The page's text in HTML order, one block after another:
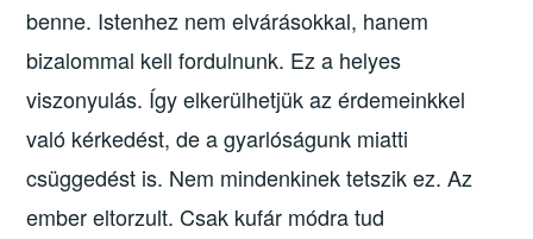
benne. Istenhez nem elvárásokkal, hanem
bizalommal kell fordulnunk. Ez a helyes
viszonyulás. Így elkerülhetjük az érdemeinkkel
való kérkedést, de a gyarlóságunk miatti
csüggedést is. Nem mindenkinek tetszik ez. Az
ember eltorzult. Csak kufár módra tud